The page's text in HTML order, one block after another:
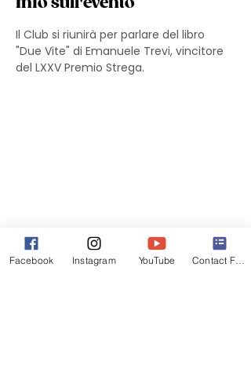
Il Club si riunirà per parlare del libro
"Due Vite" di Emanuele Trevi, vincitore
del LXXV Premio Strega.
Facebook Instagram YouTube Contact Form